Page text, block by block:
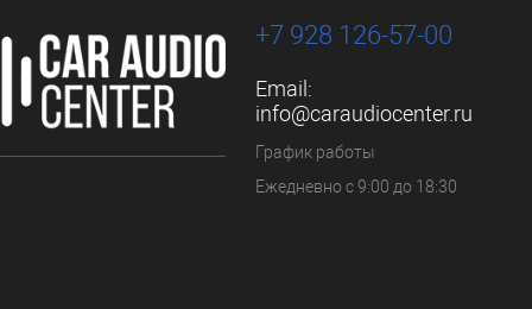
+7 928 126-57-00
Email:
info@caraudiocenter.ru
График работы
Ежедневно с 9:00 до 18:30